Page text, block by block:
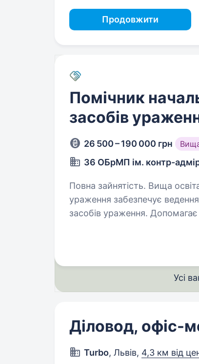
Продовжити
Помічник
засобів
26 500 – 190 000 грн
36 ОБрМП ім. контр-
Повна зайнятість. Вища освіта. Огляд Помічник начальника служби
ураження забезпечує ведення
засобів ураження.
Усі
Діловод, офіс-
Turbo, Львів, 4,3 км від